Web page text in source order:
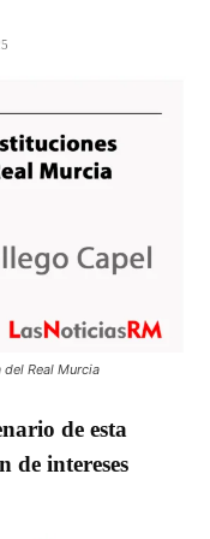
Real Murcia
de esta
de intereses